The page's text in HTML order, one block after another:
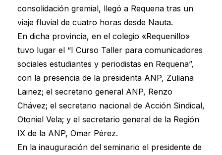
consolidación gremial, llegó a Requena tras un
viaje fluvial de cuatro horas desde Nauta.
En dicha provincia, en el colegio «Requenillo»
tuvo lugar el “I Curso Taller para comunicadores
sociales estudiantes y periodistas en Requena”,
con la presencia de la presidenta ANP, Zuliana
Lainez; el secretario general ANP, Renzo
Chávez; el secretario nacional de Acción Sindical,
Otoniel Vela; y el secretario general de la Región
IX de la ANP, Omar Pérez.
En la inauguración del seminario el presidente de